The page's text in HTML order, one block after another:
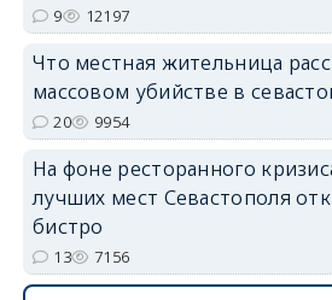
9 12197
Что местная жительница
массовом убийстве в
20 9954
На фоне ресторанного
лучших мест Севастополя
бистро
13 7156